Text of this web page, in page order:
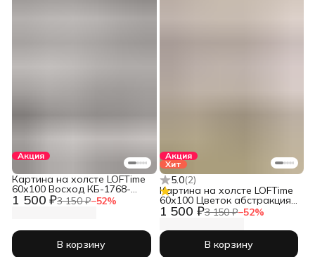
Акция
1 500 ₽3 150 ₽−52%
Картина на холсте LOFTime
60х100 Восход КБ-1768-
60100
В корзину
Акция
Хит
5.0(2)
1 500 ₽3 150 ₽−52%
Картина на холсте LOFTime
60х100 Цветок абстракция
бел зол КБ-1730-60100
В корзину